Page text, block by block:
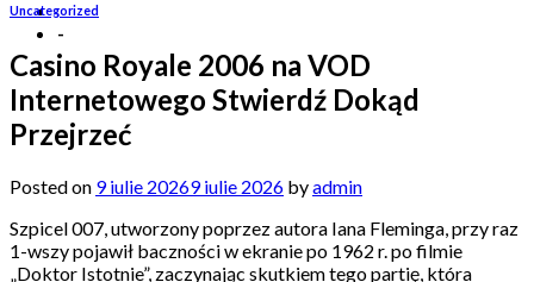
-
Uncategorized
Casino Royale 2006 na VOD
Internetowego Stwierdź Dokąd
Przejrzeć
Posted on 9 iulie 20269 iulie 2026 byadmin
Szpicel 007, utworzony poprzez autora Iana Fleminga, przy raz
1-wszy pojawił baczności w ekranie po 1962 r. po filmie
„Doktor Istotnie”, zaczynając skutkiem tego partię, która